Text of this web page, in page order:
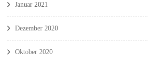
Januar 2021
Dezember 2020
Oktober 2020